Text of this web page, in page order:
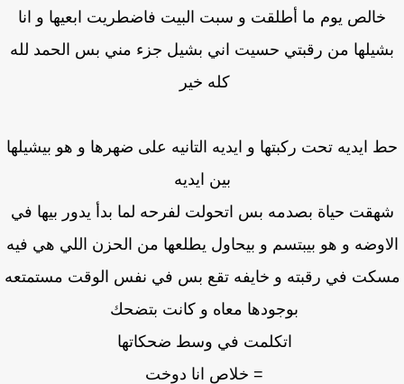
خالص يوم ما أطلقت و سبت البيت فاضطريت ابعيها و انا
من رقبتي حسيت اني بشيل جزء مني بس الحمد لله
كله خير
ايديه تحت ركبتها و ايديه التانيه على ضهرها و هو بيشيلها
بين ايديه
حياة بصدمه بس اتحولت لفرحه لما بدأ يدور بيها في
و هو بيبتسم و بيحاول يطلعها من الحزن اللي هي فيه
في رقبته و خايفه تقع بس في نفس الوقت مستمتعه
بوجودها معاه و كانت بتضحك
اتكلمت في وسط ضحكاتها
= خلاص انا دوخت